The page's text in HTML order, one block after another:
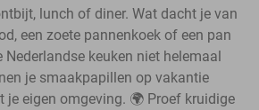
lunch of diner. Wat dacht je van
een zoete pannenkoek of een pan
Nederlandse keuken niet helemaal
je smaakpapillen op vakantie
je eigen omgeving. 🌍 Proef kruidige